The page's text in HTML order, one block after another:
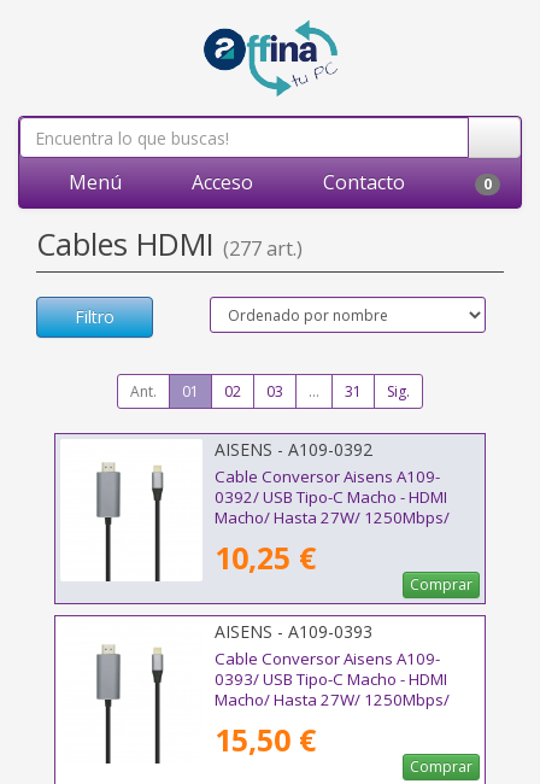
Menú Acceso Contacto 0
Cables HDMI (277 art.)
Filtro
Ant. 01 02 03 ... 31 Sig.
AISENS - A109-0392
Cable Conversor Aisens A109-
0392/ USB Tipo-C Macho - HDMI
Macho/ Hasta 27W/ 1250Mbps/
10,25 €
Comprar
AISENS - A109-0393
Cable Conversor Aisens A109-
0393/ USB Tipo-C Macho - HDMI
Macho/ Hasta 27W/ 1250Mbps/
15,50 €
Comprar